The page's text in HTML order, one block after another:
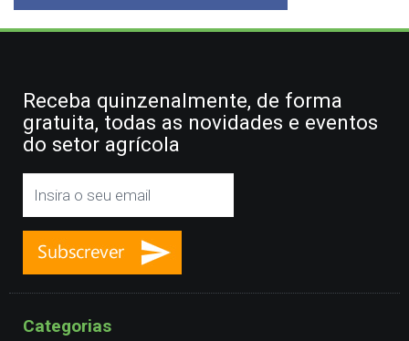
Receba quinzenalmente, de forma
gratuita, todas as novidades e eventos
do setor agrícola
Categorias